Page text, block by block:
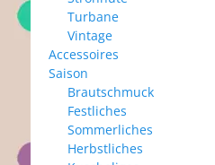
Turbane
Vintage
Accessoires
Saison
Brautschmuck
Festliches
Sommerliches
Herbstliches